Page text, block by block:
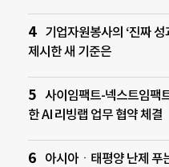
기업자원봉사의 ‘진짜
제시한 새 기준은
사이임팩트-넥스트임팩
한 AI 리빙랩 업무 협약 체결
아시아ㆍ태평양 난제 푸